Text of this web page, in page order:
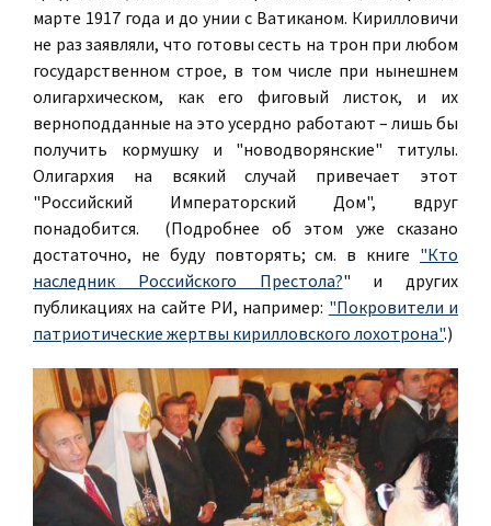
марте 1917 года и до унии с Ватиканом. Кирилловичи
не раз заявляли, что готовы сесть на трон при любом
государственном строе, в том числе при нынешнем
олигархическом, как его фиговый листок, и их
верноподданные на это усердно работают – лишь бы
получить кормушку и "новодворянские" титулы.
Олигархия на всякий случай привечает этот
"Российский Императорский Дом", вдруг
понадобится. (Подробнее об этом уже сказано
достаточно, не буду повторять; см. в книге "Кто
наследник Российского Престола?" и других
публикациях на сайте РИ, например: "Покровители и
патриотические жертвы кирилловского лохотрона".)